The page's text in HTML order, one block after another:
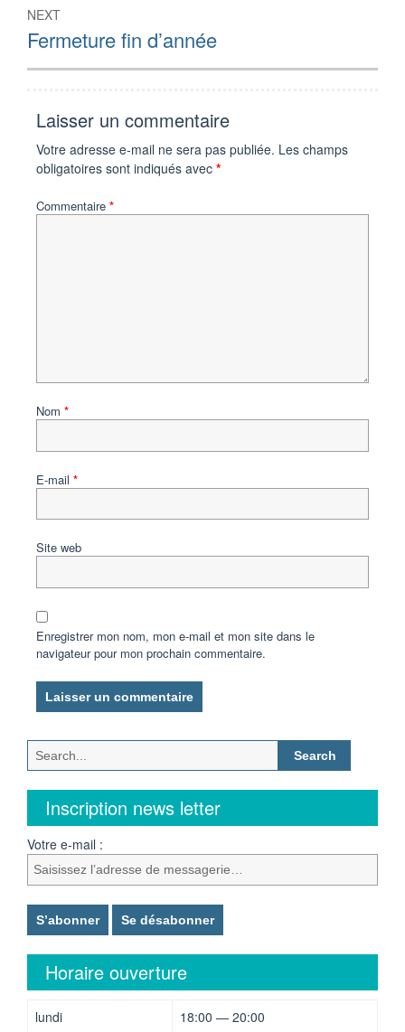
NEXT
Next
post:
Fermeture fin d’année
Laisser un commentaire
Votre adresse e-mail ne sera pas publiée. Les champs
obligatoires sont indiqués avec *
Commentaire *
Nom *
E-mail *
Site web
Enregistrer mon nom, mon e-mail et mon site dans le
navigateur pour mon prochain commentaire.
Search
for:
Inscription news letter
Votre e-mail :
Horaire ouverture
lundi
18:00 — 20:00